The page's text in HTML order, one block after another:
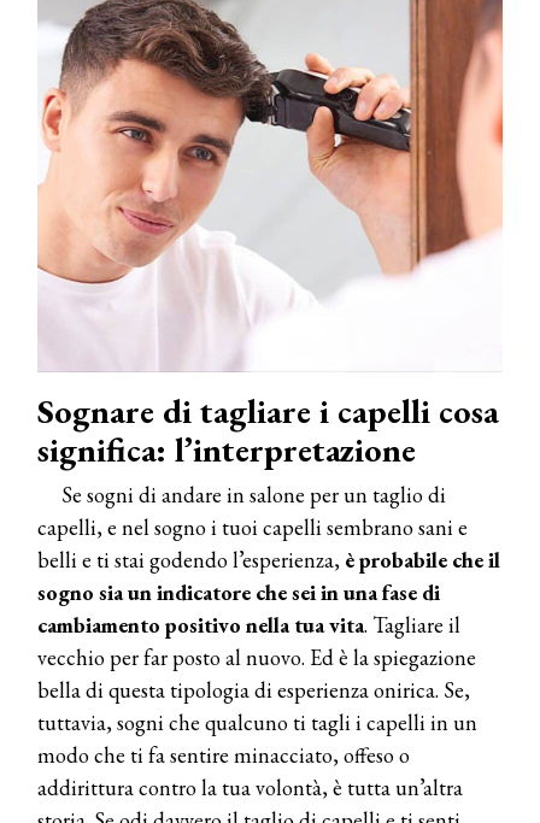
Sognare di tagliare i capelli cosa
significa: l’interpretazione
Se sogni di andare in salone per un taglio di
capelli, e nel sogno i tuoi capelli sembrano sani e
belli e ti stai godendo l’esperienza, è probabile che il
sogno sia un indicatore che sei in una fase di
cambiamento positivo nella tua vita. Tagliare il
vecchio per far posto al nuovo. Ed è la spiegazione
bella di questa tipologia di esperienza onirica. Se,
tuttavia, sogni che qualcuno ti tagli i capelli in un
modo che ti fa sentire minacciato, offeso o
addirittura contro la tua volontà, è tutta un’altra
COSMOPROF WORLDWIDE BOLOGNA
Cosmprof Worldwide Bologna
presenta THE BEAUTY &
WELLNESS CONGRESS 2022: I
TEMI
DYSON
Dyson presenta la nuova collezione
pervinca e rosé per Natale
COTRIL